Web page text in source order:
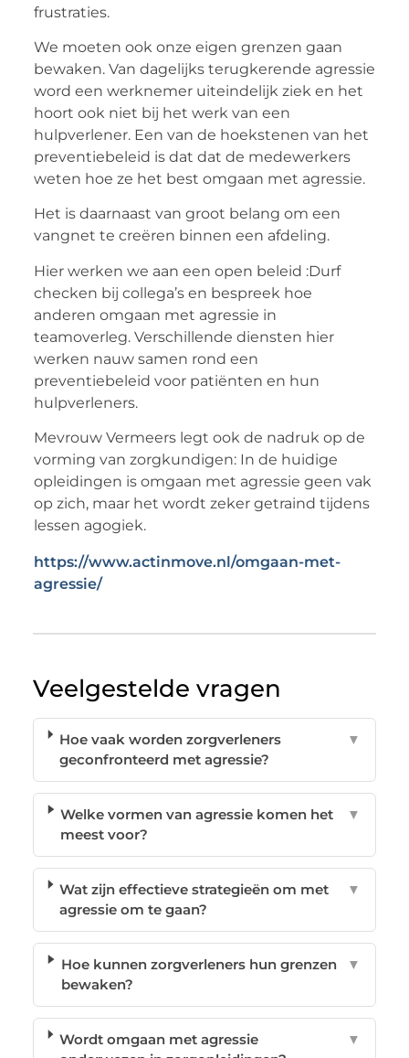
frustraties.
We moeten ook onze eigen grenzen gaan
bewaken. Van dagelijks terugkerende agressie
word een werknemer uiteindelijk ziek en het
hoort ook niet bij het werk van een
hulpverlener. Een van de hoekstenen van het
preventiebeleid is dat dat de medewerkers
weten hoe ze het best omgaan met agressie.
Het is daarnaast van groot belang om een
vangnet te creëren binnen een afdeling.
Hier werken we aan een open beleid :Durf
checken bij collega’s en bespreek hoe
anderen omgaan met agressie in
teamoverleg. Verschillende diensten hier
werken nauw samen rond een
preventiebeleid voor patiënten en hun
hulpverleners.
Mevrouw Vermeers legt ook de nadruk op de
vorming van zorgkundigen: In de huidige
opleidingen is omgaan met agressie geen vak
op zich, maar het wordt zeker getraind tijdens
lessen agogiek.
https://www.actinmove.nl/omgaan-met-
agressie/
Veelgestelde vragen
Hoe vaak worden zorgverleners
geconfronteerd met agressie?
▼
Welke vormen van agressie komen het
meest voor?
▼
Wat zijn effectieve strategieën om met
agressie om te gaan?
▼
Hoe kunnen zorgverleners hun grenzen
bewaken?
▼
Wordt omgaan met agressie
▼